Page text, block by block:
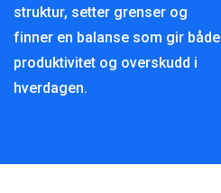
struktur, setter grenser og
finner en balanse som gir både
produktivitet og overskudd i
hverdagen.